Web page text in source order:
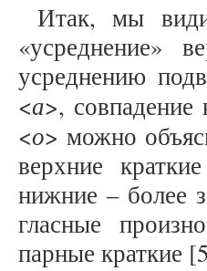
Итак, мы
«усреднение»
усреднению
<а>, совпадение
<о> можно
верхние
нижние – более
гласные
парные краткие